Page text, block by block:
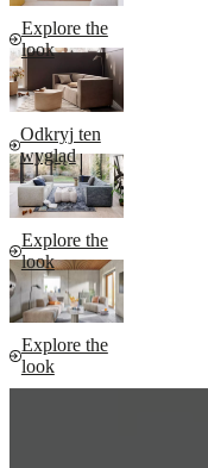
Explore the
look
Odkryj ten
wygląd
Explore the
look
Explore the
look